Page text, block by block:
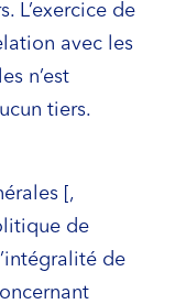
L’exercice de
avec les
n’est
tiers.
[,
de
de